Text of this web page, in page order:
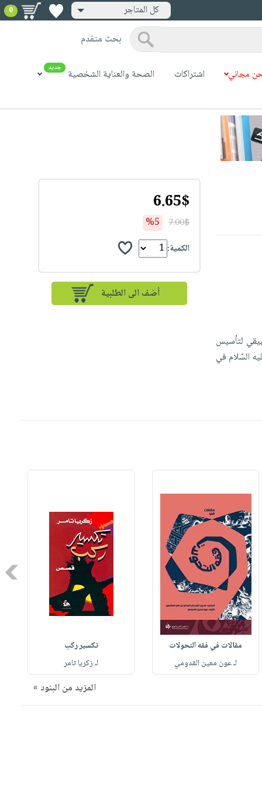
كل المتاجر 0
بحث متقدم
مجاني اشتراكات الصحة والعناية الشخصية جديد
لتأسيس
السّلام في
6.65$
7.00$
%5
الكمية:
أضف الى الطلبية
مقالات في فقه التحولات
لـ عون معين القدومي
تكسير ركب
لـ زكريا تامر
المزيد من البنود »